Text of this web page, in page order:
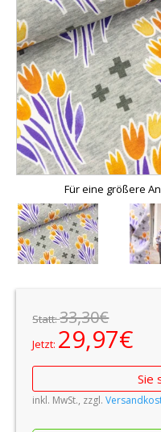
Für eine größere
Statt:33,30€
Jetzt: 29,97€
Sie
inkl. MwSt., zzgl.